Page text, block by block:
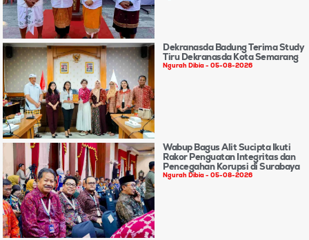
Dekranasda Badung Terima Study
Tiru Dekranasda Kota Semarang
Ngurah Dibia 05-08-2026
Wabup Bagus Alit Sucipta Ikuti
Rakor Penguatan Integritas dan
Pencegahan Korupsi di Surabaya
Ngurah Dibia 05-08-2026